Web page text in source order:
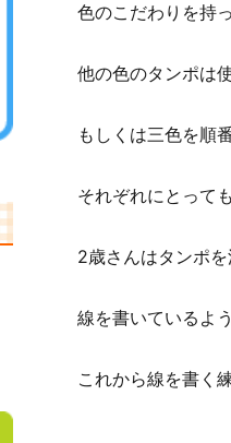
色のこだわりを持
他の色のタンポは
もしくは三色を順
それぞれにとって
2歳さんはタンポを
線を書いているよ
これから線を書く